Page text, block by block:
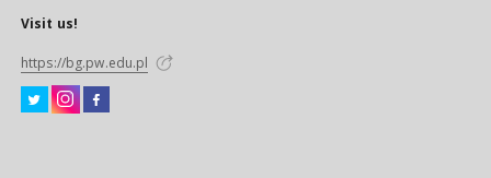
Visit us!
https://bg.pw.edu.pl